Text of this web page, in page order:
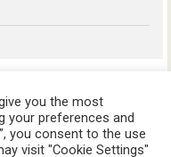
you the most
your preferences and
you consent to the use
visit "Cookie Settings"